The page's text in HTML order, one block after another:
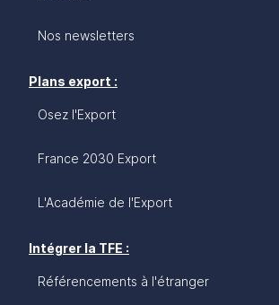
Nos newsletters
Plans export :
Osez l'Export
France 2030 Export
L'Académie de l'Export
Intégrer la TFE :
Référencements à l'étranger